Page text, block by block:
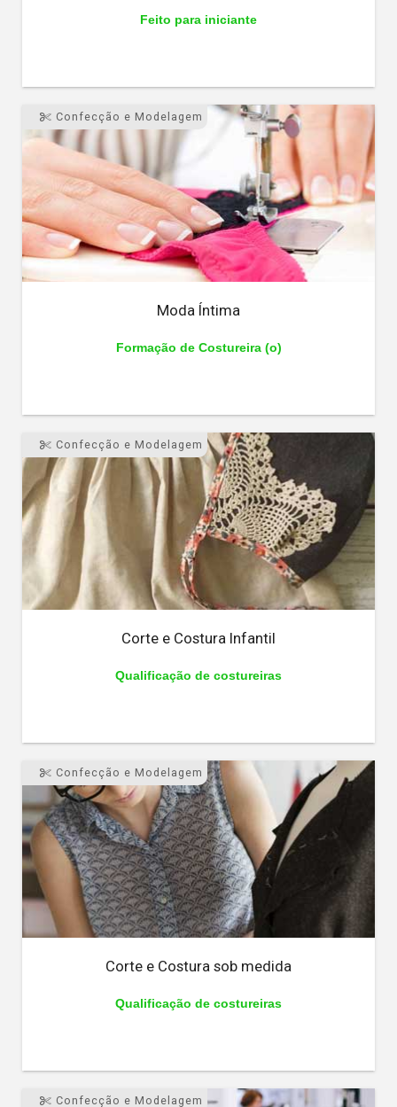
Feito para iniciante
Confecção e Modelagem
Moda Íntima
Formação de Costureira (o)
Confecção e Modelagem
Corte e Costura Infantil
Qualificação de costureiras
Confecção e Modelagem
Corte e Costura sob medida
Qualificação de costureiras
Confecção e Modelagem